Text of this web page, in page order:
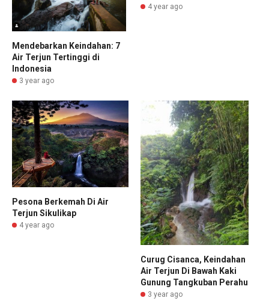
Mendebarkan Keindahan: 7
Air Terjun Tertinggi di
Indonesia
3 year ago
4 year ago
Pesona Berkemah Di Air
Terjun Sikulikap
4 year ago
Curug Cisanca, Keindahan
Air Terjun Di Bawah Kaki
Gunung Tangkuban Perahu
3 year ago